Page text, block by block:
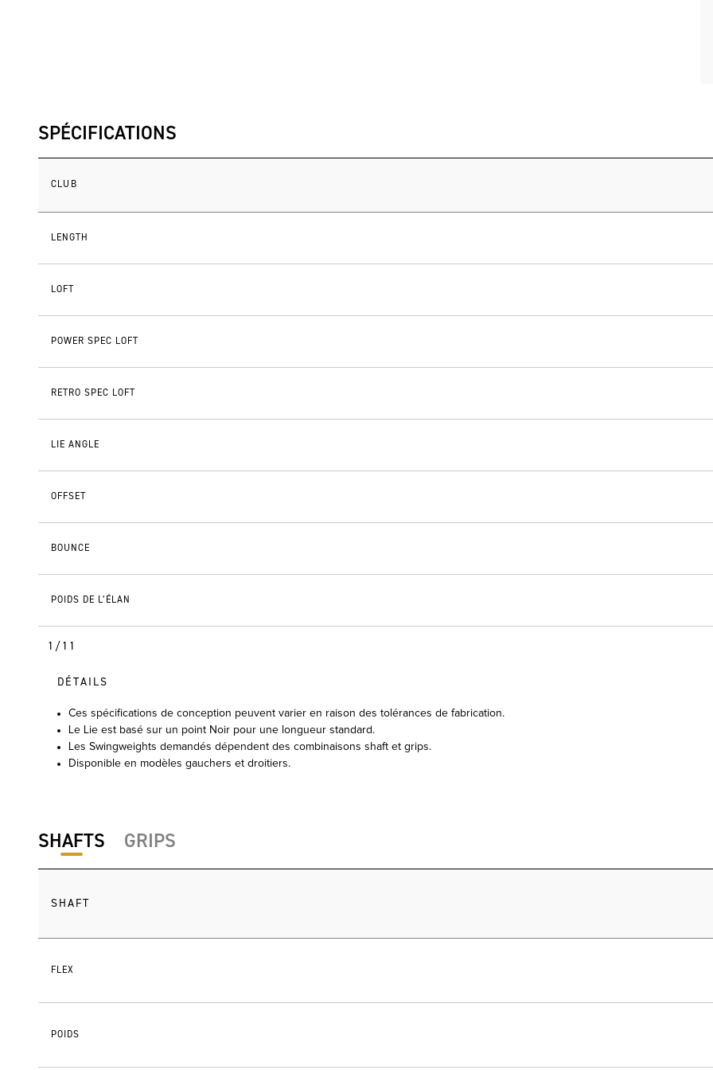
SPÉCIFICATIONS
CLUB
LENGTH
LOFT
POWER SPEC LOFT
RETRO SPEC LOFT
LIE ANGLE
OFFSET
BOUNCE
POIDS DE L’ÉLAN
1/11
DÉTAILS
Ces spécifications de conception peuvent varier en raison des tolérances de fabrication.
Le Lie est basé sur un point Noir pour une longueur standard.
Les Swingweights demandés dépendent des combinaisons shaft et grips.
Disponible en modèles gauchers et droitiers.
SHAFTS GRIPS
SHAFT
FLEX
POIDS